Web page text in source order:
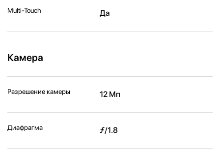
Multi-Touch Да
Камера
Разрешение камеры 12 Мп
Диафрагма ƒ/1.8